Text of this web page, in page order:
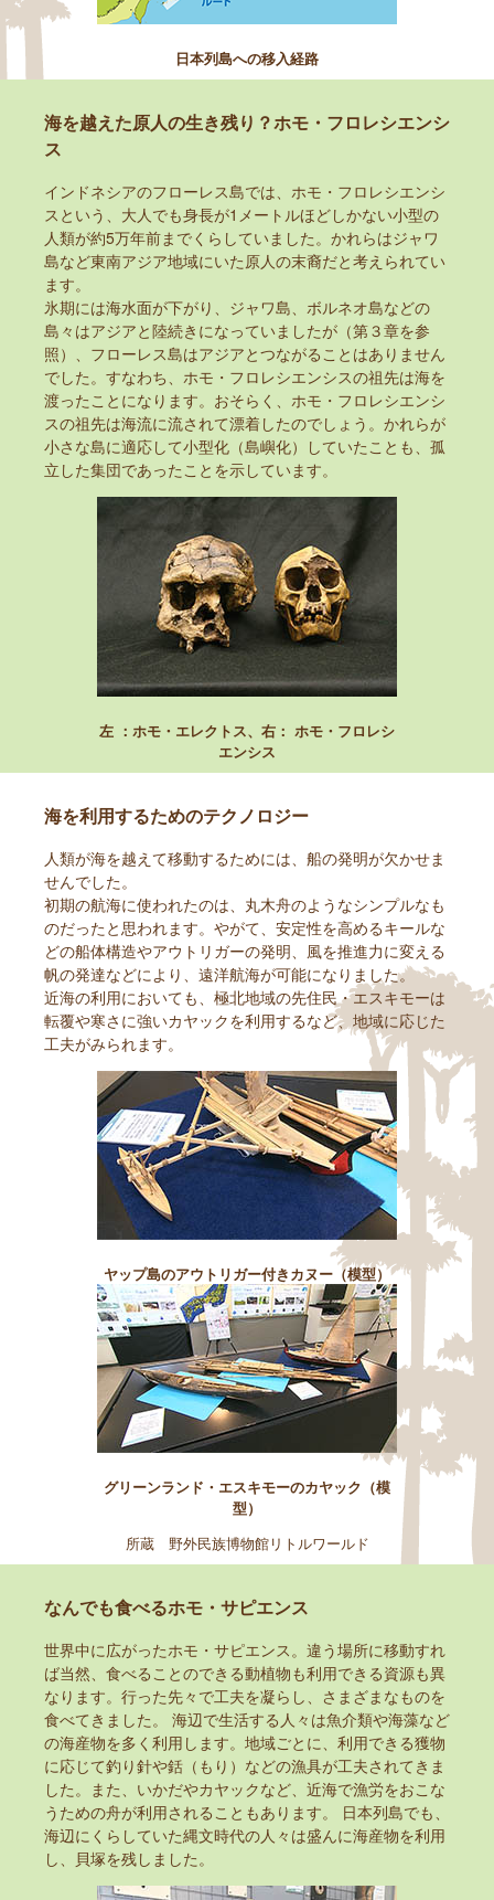
日本列島への移入経路
海を越えた原人の生き残り？ホモ・フロレシエンシ
ス
インドネシアのフローレス島では、ホモ・フロレシエンシ
スという、大人でも身長が1メートルほどしかない小型の
人類が約5万年前までくらしていました。かれらはジャワ
島など東南アジア地域にいた原人の末裔だと考えられてい
ます。
氷期には海水面が下がり、ジャワ島、ボルネオ島などの
島々はアジアと陸続きになっていましたが（第３章を参
照）、フローレス島はアジアとつながることはありません
でした。すなわち、ホモ・フロレシエンシスの祖先は海を
渡ったことになります。おそらく、ホモ・フロレシエンシ
スの祖先は海流に流されて漂着したのでしょう。かれらが
小さな島に適応して小型化（島嶼化）していたことも、孤
立した集団であったことを示しています。
左 ：ホモ・エレクトス、右： ホモ・フロレシ
エンシス
海を利用するためのテクノロジー
人類が海を越えて移動するためには、船の発明が欠かせま
せんでした。
初期の航海に使われたのは、丸木舟のようなシンプルなも
のだったと思われます。やがて、安定性を高めるキールな
どの船体構造やアウトリガーの発明、風を推進力に変える
帆の発達などにより、遠洋航海が可能になりました。
近海の利用においても、極北地域の先住民・エスキモーは
転覆や寒さに強いカヤックを利用するなど、地域に応じた
工夫がみられます。
ヤップ島のアウトリガー付きカヌー（模型）
グリーンランド・エスキモーのカヤック（模
型）
所蔵 野外民族博物館リトルワールド
なんでも食べるホモ・サピエンス
世界中に広がったホモ・サピエンス。違う場所に移動すれ
ば当然、食べることのできる動植物も利用できる資源も異
なります。行った先々で工夫を凝らし、さまざまなものを
食べてきました。 海辺で生活する人々は魚介類や海藻など
の海産物を多く利用します。地域ごとに、利用できる獲物
に応じて釣り針や銛（もり）などの漁具が工夫されてきま
した。また、いかだやカヤックなど、近海で漁労をおこな
うための舟が利用されることもあります。 日本列島でも、
海辺にくらしていた縄文時代の人々は盛んに海産物を利用
し、貝塚を残しました。